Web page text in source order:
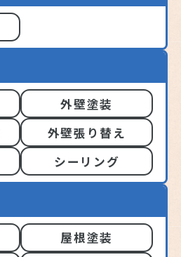
外壁塗装
外壁張り替え
シーリング
屋根塗装